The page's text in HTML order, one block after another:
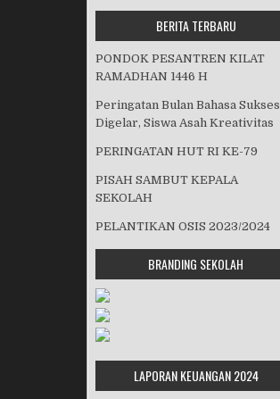
BERITA TERBARU
PONDOK PESANTREN KILAT
RAMADHAN 1446 H
Peringatan Bulan Bahasa Sukses
Digelar, Siswa Asah Kreativitas
PERINGATAN HUT RI KE-79
PISAH SAMBUT KEPALA
SEKOLAH
PELANTIKAN OSIS 2023/2024
BRANDING SEKOLAH
LAPORAN KEUANGAN 2024